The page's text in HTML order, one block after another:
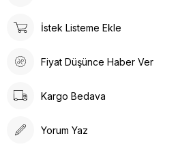
İstek Listeme Ekle
Fiyat Düşünce Haber Ver
Kargo Bedava
Yorum Yaz